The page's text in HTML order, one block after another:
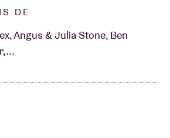
DE
Angus & Julia Stone, Ben